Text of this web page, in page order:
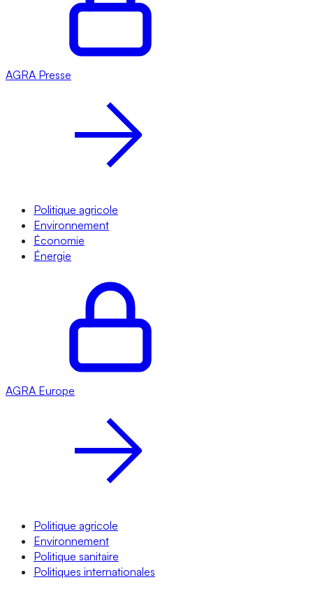
AGRA Presse
Politique agricole
Environnement
Économie
Énergie
AGRA Europe
Politique agricole
Environnement
Politique sanitaire
Politiques internationales